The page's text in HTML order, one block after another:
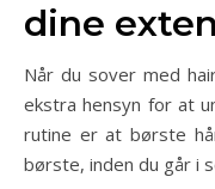
dine
Når du sover med
ekstra hensyn for at
rutine er at børste
børste, inden du går i